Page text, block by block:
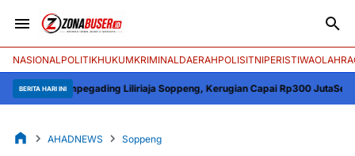
NASIONALPOLITIKHUKUMKRIMINALDAERAHPOLISITNIPERISTIWA
BERITA HARI INILiliriaja Soppeng, Kerugian Capai Rp300 JutaSemarak HUT
AHADNEWS Soppeng